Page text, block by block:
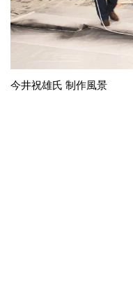
今井祝雄氏 制作風景